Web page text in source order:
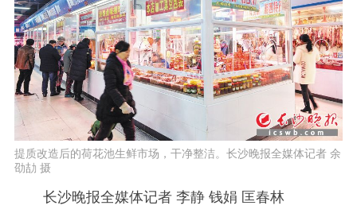
提质改造后的荷花池生鲜市场，干净整洁。长沙晚报全媒体记者 余
劭劼 摄
长沙晚报全媒体记者 李静 钱娟 匡春林